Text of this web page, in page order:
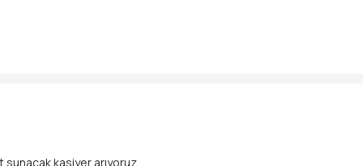
kasiyer arıyoruz.